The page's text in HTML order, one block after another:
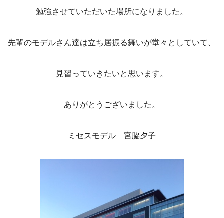
勉強させていただいた場所になりました。
先輩のモデルさん達は立ち居振る舞いが堂々としていて、
見習っていきたいと思います。
ありがとうございました。
ミセスモデル 宮脇夕子